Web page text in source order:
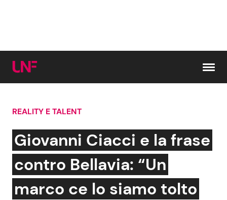
Cerca:
News e Cronaca
Attualità Italiana
Gossip e TV
Bellezze VIP
REALITY E TALENT
Giovanni Ciacci e la frase
contro Bellavia: “Un
marco ce lo siamo tolto